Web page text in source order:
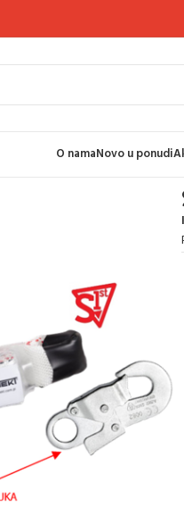
O namaNovo u ponudi